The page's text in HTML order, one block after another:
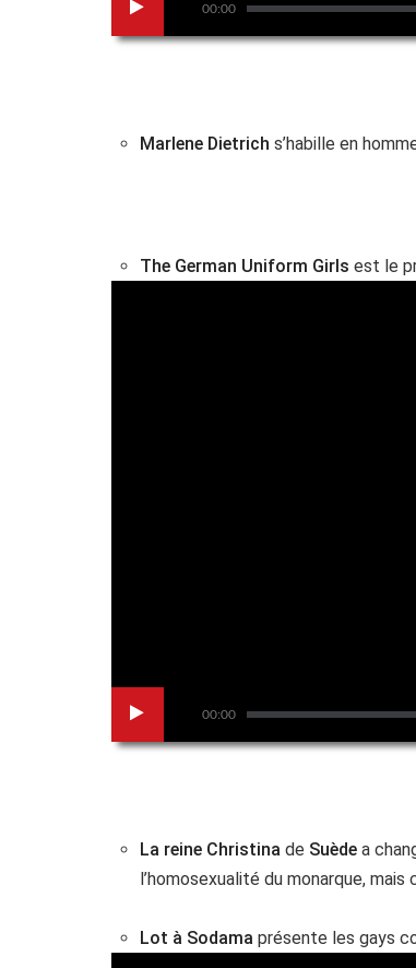
00:00
Marlene Dietrich s’habille en
The German Uniform Girls est le
00:00
La reine Christina de Suèdea
l’homosexualité du monarque,
Lot à Sodama présente les gays